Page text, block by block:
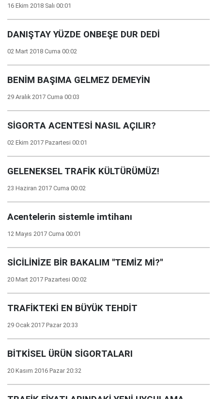
16 Ekim 2018 Salı 00:01
DANIŞTAY YÜZDE ONBEŞE DUR DEDİ
02 Mart 2018 Cuma 00:02
BENİM BAŞIMA GELMEZ DEMEYİN
29 Aralık 2017 Cuma 00:03
SİGORTA ACENTESİ NASIL AÇILIR?
02 Ekim 2017 Pazartesi 00:01
GELENEKSEL TRAFİK KÜLTÜRÜMÜZ!
23 Haziran 2017 Cuma 00:02
Acentelerin sistemle imtihanı
12 Mayıs 2017 Cuma 00:01
SİCİLİNİZE BİR BAKALIM ''TEMİZ Mİ?''
20 Mart 2017 Pazartesi 00:02
TRAFİKTEKİ EN BÜYÜK TEHDİT
29 Ocak 2017 Pazar 20:33
BİTKİSEL ÜRÜN SİGORTALARI
20 Kasım 2016 Pazar 20:32